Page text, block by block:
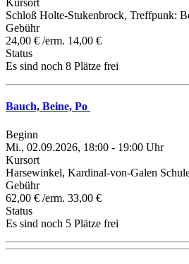
Kursort
Schloß Holte-Stukenbrock, Treffpunk:
Gebühr
24,00 € /erm. 14,00 €
Status
Es sind noch 8 Plätze frei
Bauch, Beine, Po
Beginn
Mi., 02.09.2026, 18:00 - 19:00 Uhr
Kursort
Harsewinkel, Kardinal-von-Galen
Gebühr
62,00 € /erm. 33,00 €
Status
Es sind noch 5 Plätze frei